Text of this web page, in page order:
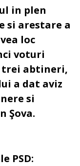
in plen
si arestare a
loc
voturi
trei abtineri,
a dat aviz
si
Şova.
PSD: